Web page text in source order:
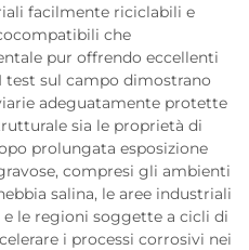
facilmente riciclabili e
che
pur offrendo eccellenti
test sul campo dimostrano
adeguatamente protette
sia le proprietà di
prolungata esposizione
compresi gli ambienti
salina, le aree industriali
le regioni soggette a cicli di
i processi corrosivi nei